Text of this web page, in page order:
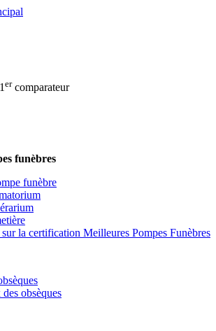
1 ercomparateur
funèbres
funèbre
la certification Meilleures Pompes Funèbres
obsèques